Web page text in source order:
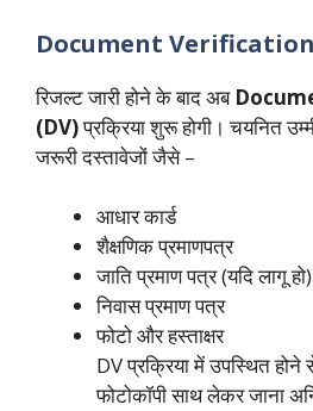
Document Verification
रिजल्ट जारी होने के बाद अब
(DV)प्रक्रिया शुरू होगी। चयनित
जरूरी दस्तावेजों जैसे –
आधार कार्ड
शैक्षणिक प्रमाणपत्र
जाति प्रमाण पत्र (यदि लागू हो)
निवास प्रमाण पत्र
फोटो और हस्ताक्षर
DV प्रक्रिया में उपस्थित
फोटोकॉपी साथ लेकर जाना